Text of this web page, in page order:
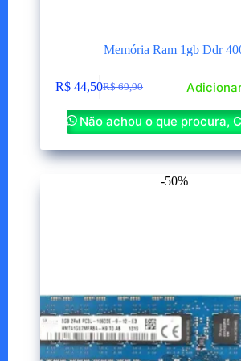
Memória Ram 1gb Ddr
R$69,90
O
preço
original
era:
R$ 69,90.
R$ 44,50O
preço
atual
é:
R$ 44,50.
Não achou o que procura,
-50%